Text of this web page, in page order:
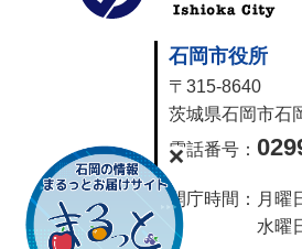
石岡市役所
〒315-8640
茨城県石岡市石
電話番号：
開庁時間： 月曜
水曜